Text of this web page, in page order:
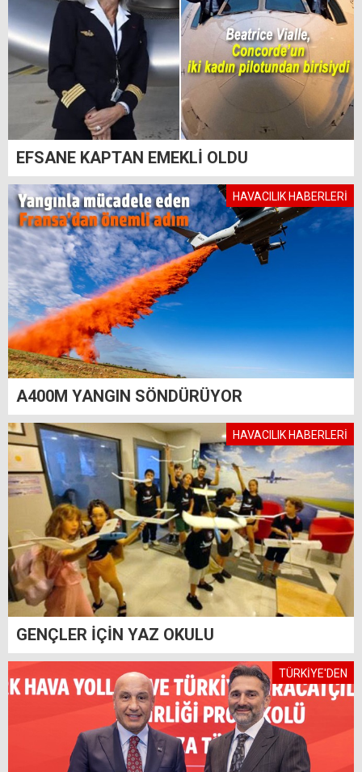
EFSANE KAPTAN EMEKLİ OLDU
HAVACILIK HABERLERİ
A400M YANGIN SÖNDÜRÜYOR
HAVACILIK HABERLERİ
GENÇLER İÇİN YAZ OKULU
TÜRKİYE'DEN